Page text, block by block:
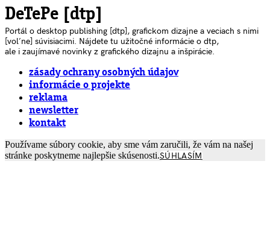
DeTePe [dtp]
Portál o desktop publishing [dtp], grafickom dizajne a veciach s nimi
[voľne] súvisiacimi. Nájdete tu užitočné informácie o dtp,
ale i zaujímavé novinky z grafického dizajnu a inšpirácie.
zásady ochrany osobných údajov
informácie o projekte
reklama
newsletter
kontakt
Používame súbory cookie, aby sme vám zaručili, že vám na našej
stránke poskytneme najlepšie skúsenosti.SÚHLASÍM